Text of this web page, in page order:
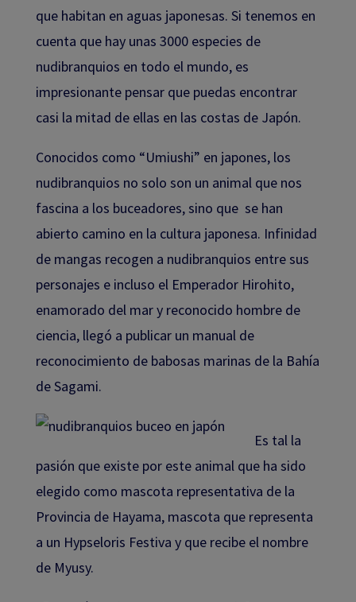
que habitan en aguas japonesas. Si tenemos en
cuenta que hay unas 3000 especies de
nudibranquios en todo el mundo, es
impresionante pensar que puedas encontrar
casi la mitad de ellas en las costas de Japón.
Conocidos como “Umiushi” en japones, los
nudibranquios no solo son un animal que nos
fascina a los buceadores, sino que se han
abierto camino en la cultura japonesa. Infinidad
de mangas recogen a nudibranquios entre sus
personajes e incluso el Emperador Hirohito,
enamorado del mar y reconocido hombre de
ciencia, llegó a publicar un manual de
reconocimiento de babosas marinas de la Bahía
de Sagami.
Es tal la
pasión que existe por este animal que ha sido
elegido como mascota representativa de la
Provincia de Hayama, mascota que representa
a un Hypseloris Festiva y que recibe el nombre
de Myusy.